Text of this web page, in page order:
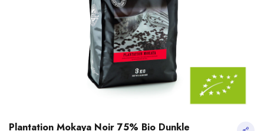
Plantation Mokaya Noir 75% Bio Dunkle